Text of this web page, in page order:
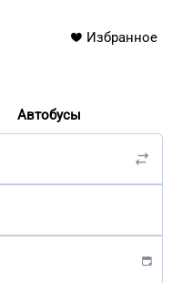
Избранное
Автобусы